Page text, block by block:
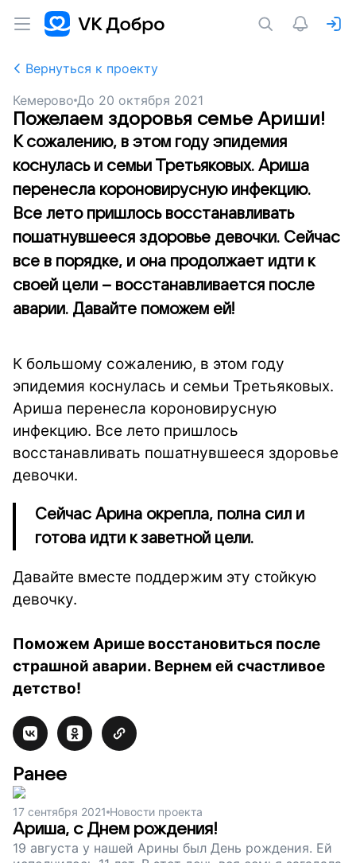
Вернуться к проекту
Кемерово До 20 октября 2021
Пожелаем здоровья семье Ариши!
К сожалению, в этом году эпидемия
коснулась и семьи Третьяковых. Ариша
перенесла короновирусную инфекцию.
Все лето пришлось восстанавливать
пошатнувшееся здоровье девочки. Сейчас
все в порядке, и она продолжает идти к
своей цели – восстанавливается после
аварии. Давайте поможем ей!
К большому сожалению, в этом году
эпидемия коснулась и семьи Третьяковых.
Ариша перенесла короновирусную
инфекцию. Все лето пришлось
восстанавливать пошатнувшееся здоровье
девочки.
Сейчас Арина окрепла, полна сил и
готова идти к заветной цели.
Давайте вместе поддержим эту стойкую
девочку.
Поможем Арише восстановиться после
страшной аварии. Вернем ей счастливое
детство!
Ранее
17 сентября 2021 Новости проекта
Ариша, с Днем рождения!
19 августа у нашей Арины был День рождения. Ей